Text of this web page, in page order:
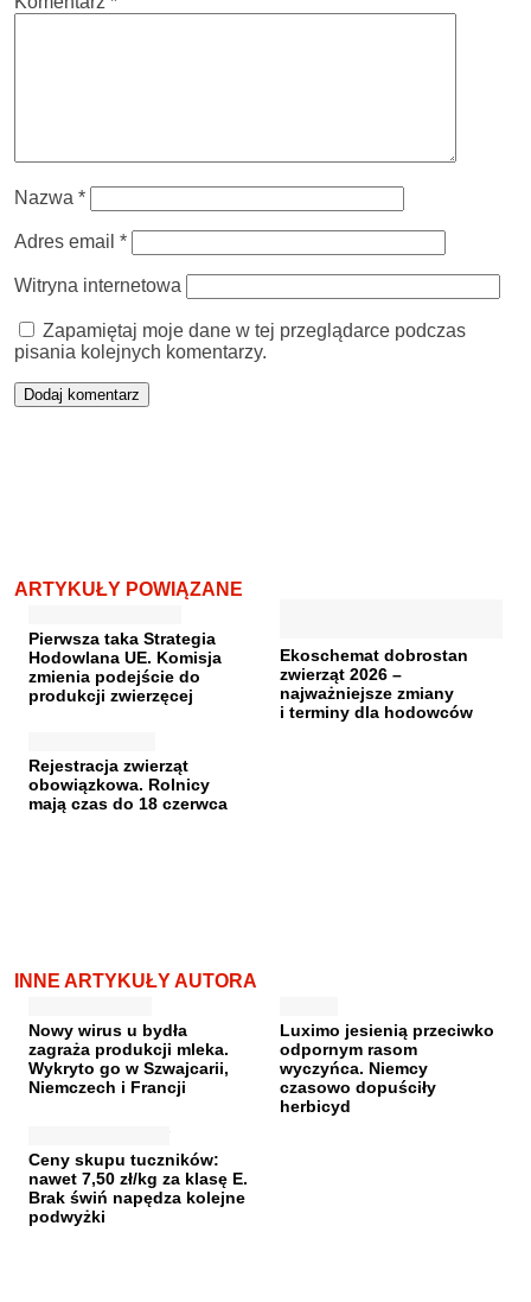
Nazwa *
Adres email *
Witryna internetowa
Zapamiętaj moje dane w tej przeglądarce podczas
pisania kolejnych komentarzy.
ARTYKUŁY POWIĄZANE
Pierwsza taka Strategia
Hodowlana UE. Komisja
zmienia podejście do
produkcji zwierzęcej
Ekoschemat dobrostan
zwierząt 2026 –
najważniejsze zmiany
i terminy dla hodowców
Rejestracja zwierząt
obowiązkowa. Rolnicy
mają czas do 18 czerwca
INNE ARTYKUŁY AUTORA
Nowy wirus u bydła
zagraża produkcji mleka.
Wykryto go w Szwajcarii,
Niemczech i Francji
Luximo jesienią przeciwko
odpornym rasom
wyczyńca. Niemcy
czasowo dopuściły
herbicyd
Ceny skupu tuczników:
nawet 7,50 zł/kg za klasę E.
Brak świń napędza kolejne
podwyżki